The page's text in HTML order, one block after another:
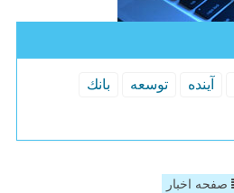
آینده توسعه
بانك
صفحه اخبار